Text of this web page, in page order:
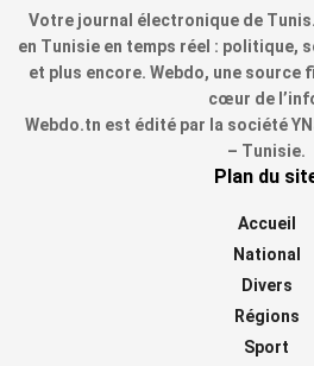
Votre journal électronique de
en Tunisie en temps réel : politique,
et plus encore. Webdo, une source
cœur de
Webdo.tn est édité par la société
– Tunisie.
Plan du
Accueil
National
Divers
Régions
Sport